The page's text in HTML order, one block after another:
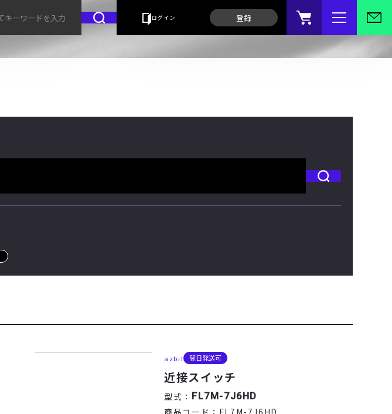
ログイン 登録
azbil 翌日発送可
近接スイッチ
型式： FL7M-7J6HD
商品コード： FL7M-7J6HD